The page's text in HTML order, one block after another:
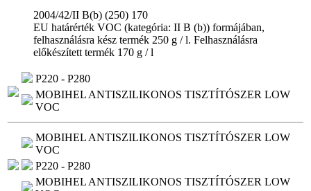
2004/42/II B(b) (250) 170
EU határérték VOC (kategória: II B (b)) formájában,
felhasználásra kész termék 250 g / l. Felhasználásra
előkészített termék 170 g / l
P220 - P280
MOBIHEL ANTISZILIKONOS TISZTÍTÓSZER LOW
VOC
MOBIHEL ANTISZILIKONOS TISZTÍTÓSZER LOW
VOC
P220 - P280
MOBIHEL ANTISZILIKONOS TISZTÍTÓSZER LOW